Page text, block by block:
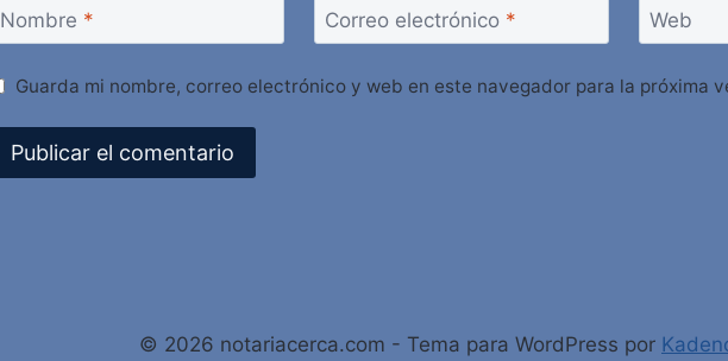
Nombre * Correo electrónico * Web
Guarda mi nombre, correo electrónico y web en este navegador para la próxima
© 2026 notariacerca.com - Tema para WordPress por